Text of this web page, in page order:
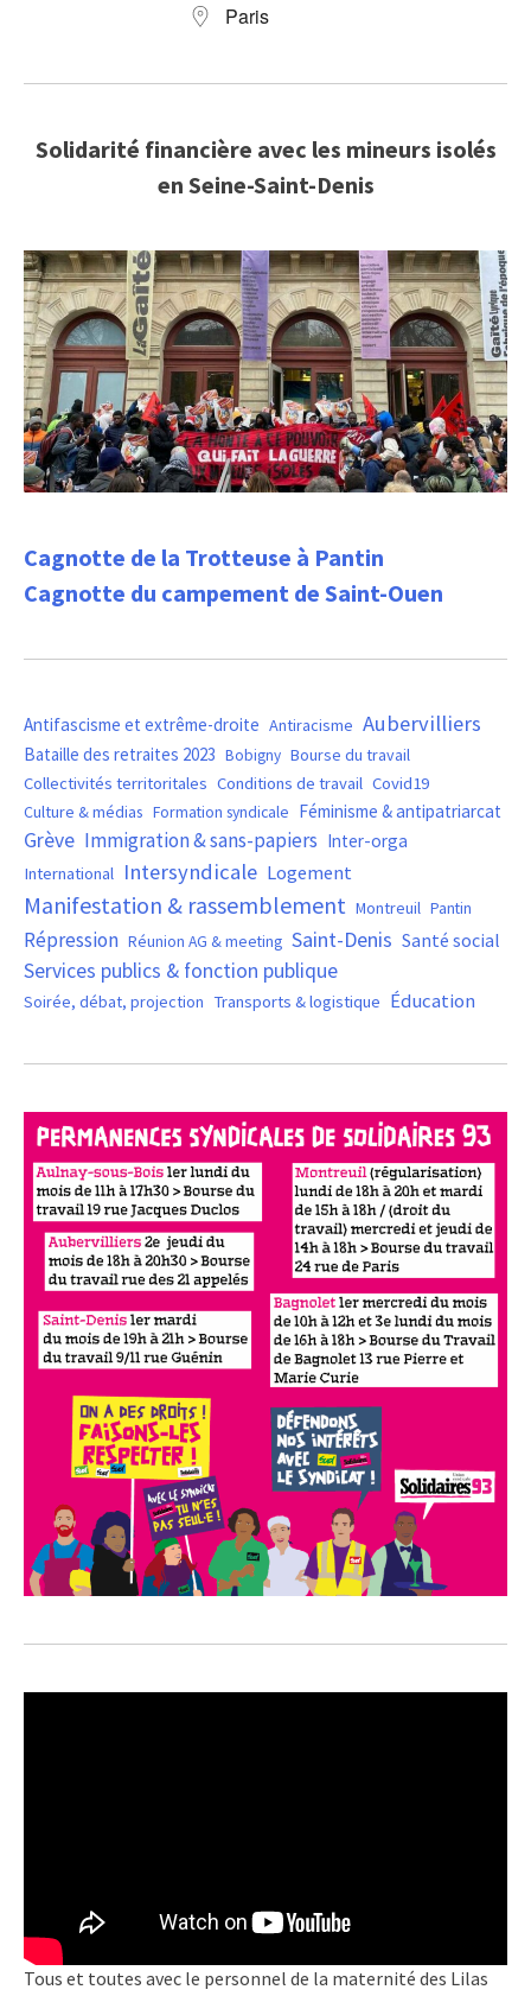
Paris
Solidarité financière avec les mineurs isolés
en Seine-Saint-Denis
Cagnotte de la Trotteuse à Pantin
Cagnotte du campement de Saint-Ouen
Antifascisme et extrême-droite Antiracisme Aubervilliers
Bataille des retraites 2023 Bobigny Bourse du travail
Collectivités territoritales Conditions de travail Covid19
Culture & médias Formation syndicale Féminisme & antipatriarcat
Grève Immigration & sans-papiers Inter-orga
International Intersyndicale Logement
Manifestation & rassemblement Montreuil Pantin
Répression Réunion AG & meeting Saint-Denis Santé social
Services publics & fonction publique
Soirée, débat, projection Transports & logistique Éducation
Tous et toutes avec le personnel de la maternité des Lilas